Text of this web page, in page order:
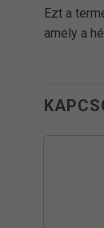
Ezt a
amely a